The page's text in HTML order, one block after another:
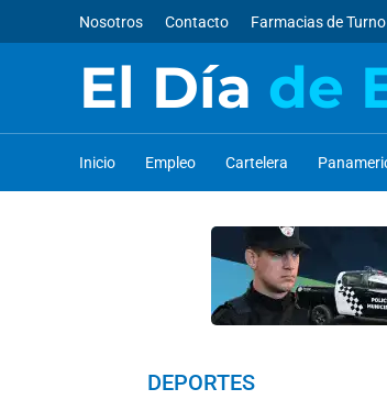
Nosotros Contacto Farmacias de Turno
El Día de
Inicio Empleo Cartelera
DEPORTES